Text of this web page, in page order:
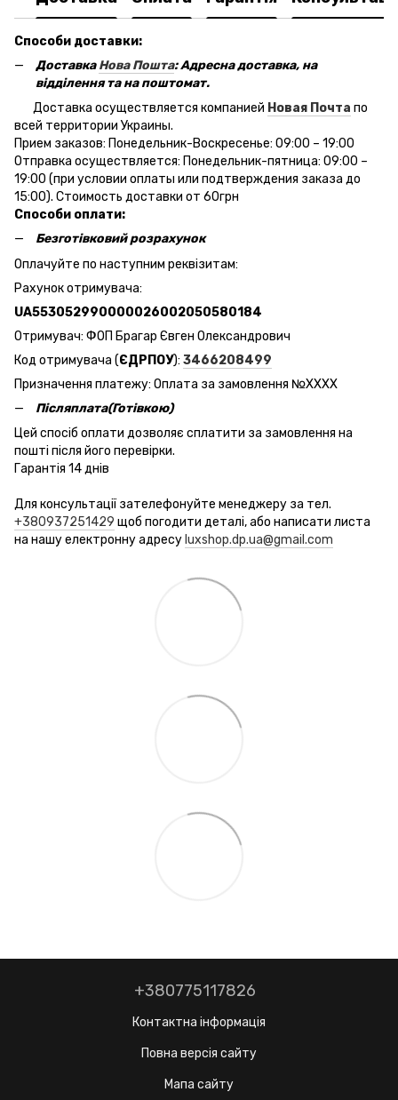
Способи доставки:
ДоставкаНова Пошта: Адресна доставка, на
відділення та на поштомат.
Доставка осуществляется компанией Новая Почта по
всей территории Украины.
Прием заказов: Понедельник-Воскресенье: 09:00 – 19:00
Отправка осуществляется: Понедельник-пятница: 09:00 –
19:00 (при условии оплаты или подтверждения заказа до
15:00). Стоимость доставки от 60грн
Способи оплати:
Безготівковий розрахунок
Оплачуйте по наступним реквізитам:
Рахунок отримувача:
UA553052990000026002050580184
Отримувач: ФОП Брагар Євген Олександрович
Код отримувача (ЄДРПОУ): 3466208499
Призначення платежу: Оплата за замовлення №ХХХХ
Післяплата(Готівкою)
Цей спосіб оплати дозволяє сплатити за замовлення на
пошті після його перевірки.
Гарантія 14 днів
Для консультації зателефонуйте менеджеру за тел.
+380937251429 щоб погодити деталі, або написати листа
на нашу електронну адресу luxshop.dp.ua@gmail.com
+380775117826
Контактна інформація
Повна версія сайту
Мапа сайту